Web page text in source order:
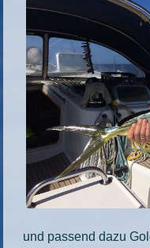
und passend dazu